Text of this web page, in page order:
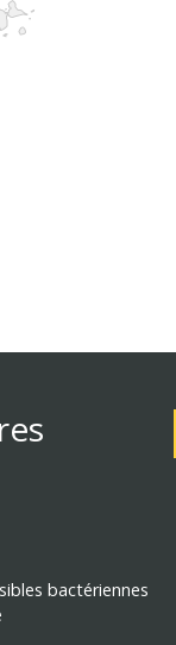
bactériennes